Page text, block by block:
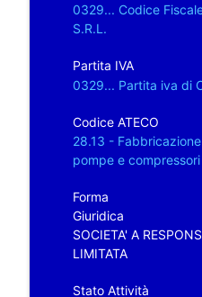
0329... Codice
S.R.L.
Partita IVA
0329... Partita iva di
Codice ATECO
28.13 -
pompe e compressori
Forma
Giuridica
SOCIETA' A
LIMITATA
Stato Attività